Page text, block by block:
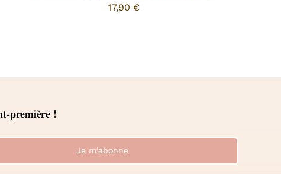
17,90 €
première !
Je m'abonne